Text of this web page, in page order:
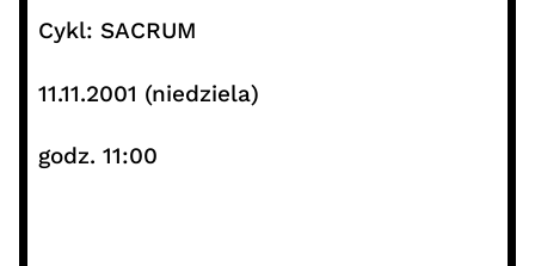
Cykl: SACRUM
11.11.2001 (niedziela)
godz. 11:00